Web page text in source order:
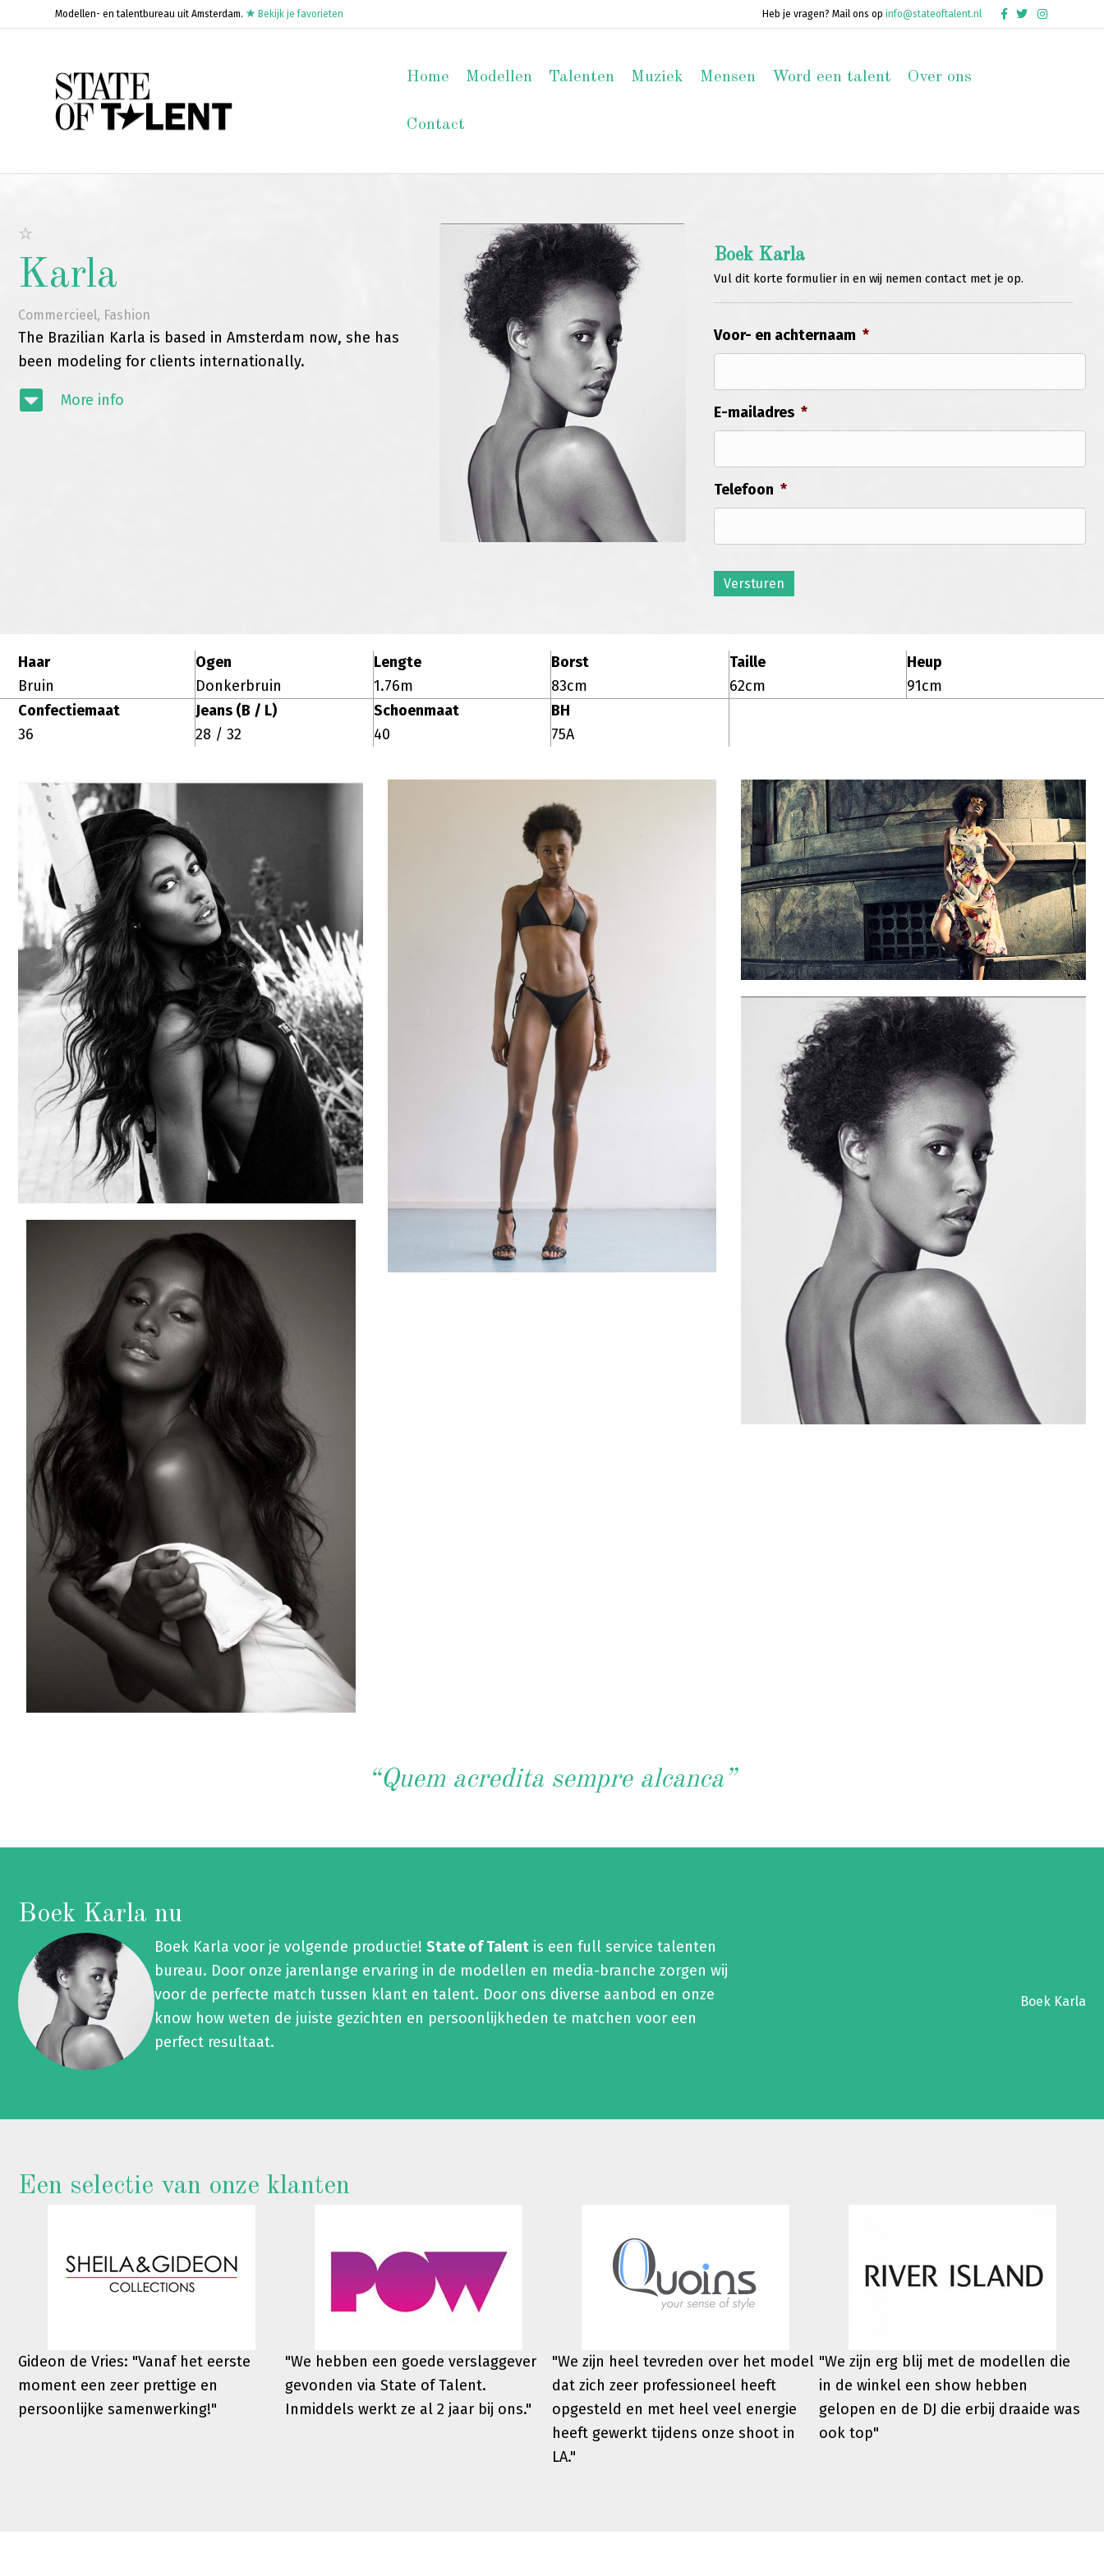
Modellen- en talentbureau uit Amsterdam. Bekijk je favorieten Heb je vragen? Mail ons op info@stateoftalent.nl Facebook
TwitterInstagram
Home Modellen Talenten Muziek Mensen Word een talent Over ons
Contact
Karla
Commercieel, Fashion
The Brazilian Karla is based in Amsterdam now, she has
been modeling for clients internationally.
More info
Boek Karla
Vul dit korte formulier in en wij nemen contact met je op.
Voor- en achternaam *
E-mailadres *
Telefoon *
Versturen
Haar
Bruin
Ogen
Donkerbruin
Lengte
1.76m
Borst
83cm
Taille
62cm
Heup
91cm
Confectiemaat
36
Jeans (B / L)
28 / 32
Schoenmaat
40
BH
75A
“Quem acredita sempre alcanca”
Boek Karla nu
Boek Karla voor je volgende productie!State of Talent is een full service talenten
bureau. Door onze jarenlange ervaring in de modellen en media-branche zorgen wij
voor de perfecte match tussen klant en talent. Door ons diverse aanbod en onze
know how weten de juiste gezichten en persoonlijkheden te matchen voor een
perfect resultaat.
Boek Karla
Een selectie van onze klanten
Gideon de Vries: "Vanaf het eerste
moment een zeer prettige en
persoonlijke samenwerking!"
"We hebben een goede verslaggever
gevonden via State of Talent.
Inmiddels werkt ze al 2 jaar bij ons."
"We zijn heel tevreden over het model
dat zich zeer professioneel heeft
opgesteld en met heel veel energie
heeft gewerkt tijdens onze shoot in
LA."
"We zijn erg blij met de modellen die
in de winkel een show hebben
gelopen en de DJ die erbij draaide was
ook top"